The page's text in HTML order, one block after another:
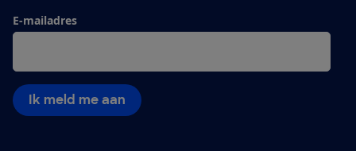
E-mailadres
Ik meld me aan